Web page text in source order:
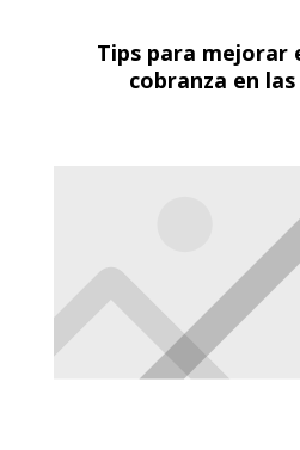
Tips para mejorar
cobranza en